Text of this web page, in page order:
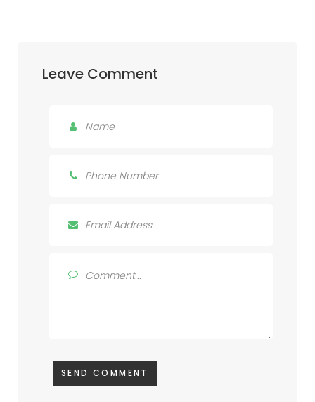
Leave Comment